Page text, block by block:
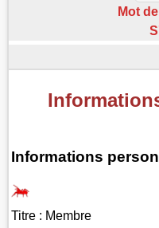
Mot
Informations
Titre : Membre